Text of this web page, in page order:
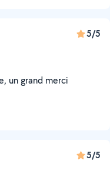
5/5
un grand merci
5/5